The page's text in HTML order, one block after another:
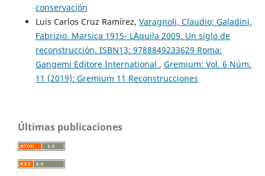
conservación
Luis Carlos Cruz Ramírez, Varagnoli, Claudio; Galadini,
Fabrizio. Marsica 1915- L´Aquila 2009. Un siglo de
reconstrucción. ISBN13: 9788849233629 Roma:
Gangemi Editore International , Gremium: Vol. 6 Núm.
11 (2019): Gremium 11 Reconstrucciones
Últimas publicaciones